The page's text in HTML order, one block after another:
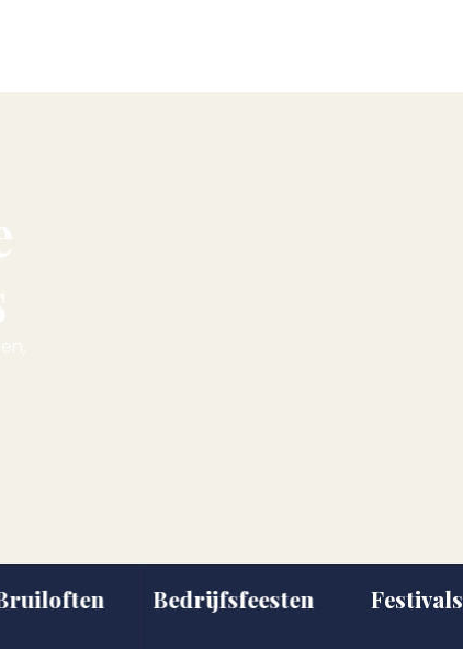
Bedrijfsfeesten Festivals